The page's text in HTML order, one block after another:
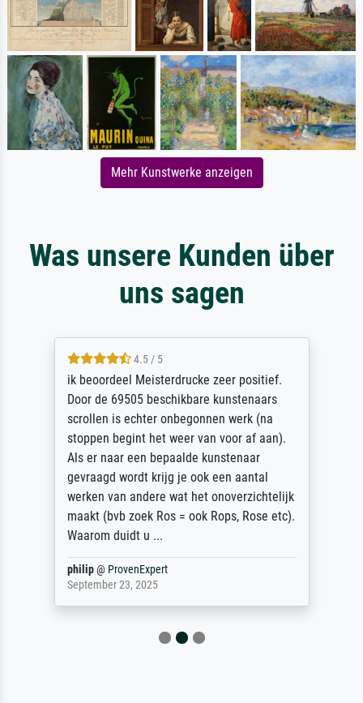
Mehr Kunstwerke anzeigen
Was unsere Kunden über
uns sagen
4.5 / 5
ik beoordeel Meisterdrucke zeer positief.
Door de 69505 beschikbare kunstenaars
scrollen is echter onbegonnen werk (na
stoppen begint het weer van voor af aan).
Als er naar een bepaalde kunstenaar
gevraagd wordt krijg je ook een aantal
werken van andere wat het onoverzichtelijk
maakt (bvb zoek Ros = ook Rops, Rose etc).
Waarom duidt u ...
philip@ ProvenExpert
September 23, 2025